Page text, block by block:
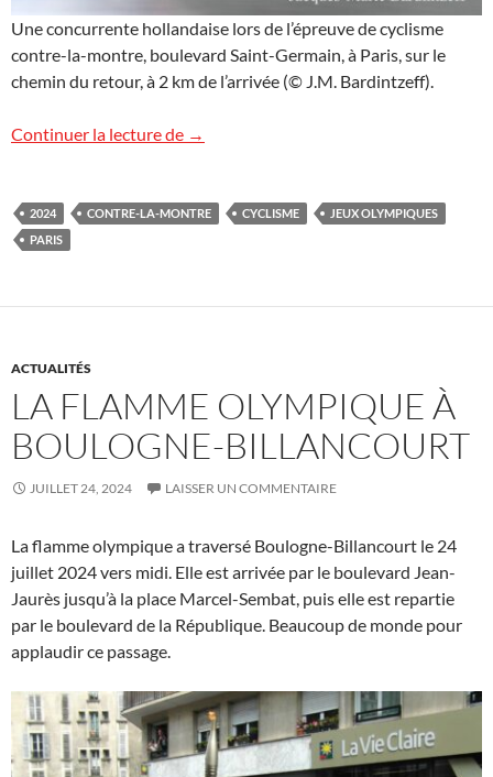
Une concurrente hollandaise lors de l’épreuve de cyclisme
contre-la-montre, boulevard Saint-Germain, à Paris, sur le
chemin du retour, à 2 km de l’arrivée (© J.M. Bardintzeff).
Continuer la lecture de Jeux olympiques : cyclisme contre-la-
→
2024 CONTRE-LA-MONTRE CYCLISME
JEUX OLYMPIQUES
PARIS
ACTUALITÉS
LA FLAMME OLYMPIQUE À
BOULOGNE-BILLANCOURT
JUILLET 24, 2024 LAISSER UN COMMENTAIRE
La flamme olympique a traversé Boulogne-Billancourt le 24
juillet 2024 vers midi. Elle est arrivée par le boulevard Jean-
Jaurès jusqu’à la place Marcel-Sembat, puis elle est repartie
par le boulevard de la République. Beaucoup de monde pour
applaudir ce passage.